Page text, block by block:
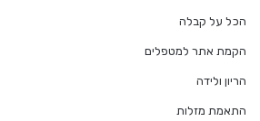
הכל על קבלה
הקמת אתר למטפלים
הריון ולידה
התאמת מזלות